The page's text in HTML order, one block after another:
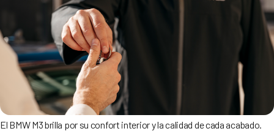
El BMW M3 brilla por su confort interior y la calidad de cada acabado.